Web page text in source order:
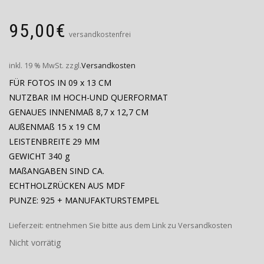
95,00€ versandkostenfrei
inkl. 19 % MwSt. zzgl.Versandkosten
FÜR FOTOS IN 09 x 13 CM
NUTZBAR IM HOCH-UND QUERFORMAT
GENAUES INNENMAß 8,7 x 12,7 CM
AUßENMAß 15 x 19 CM
LEISTENBREITE 29 MM
GEWICHT 340 g
MAßANGABEN SIND CA.
ECHTHOLZRÜCKEN AUS MDF
PUNZE: 925 + MANUFAKTURSTEMPEL
Lieferzeit: entnehmen Sie bitte aus dem Link zu Versandkosten
Nicht vorrätig